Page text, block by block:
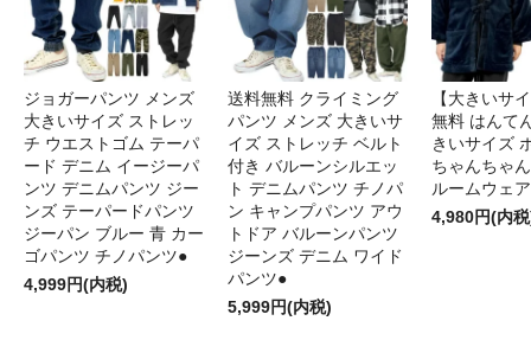
ジョガーパンツ メンズ
大きいサイズ ストレッ
チ ウエストゴム テーパ
ード デニム イージーパ
ンツ デニムパンツ ジー
ンズ テーパードパンツ
ジーパン ブルー 青 カー
ゴパンツ チノパンツ●
4,999円(内税)
送料無料 クライミング
パンツ メンズ 大きいサ
イズ ストレッチ ベルト
付き バルーンシルエッ
ト デニムパンツ チノパ
ン キャンプパンツ アウ
トドア バルーンパンツ
ジーンズ デニム ワイド
パンツ●
5,999円(内税)
【大きいサ
無料 はんて
きいサイズ
ちゃんちゃ
ルームウェ
4,980円(内